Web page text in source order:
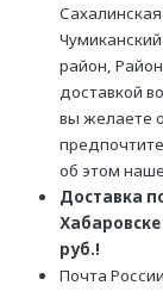
район,
доставкой
вы желаете
об этом
Доставка
руб.!
Почта России